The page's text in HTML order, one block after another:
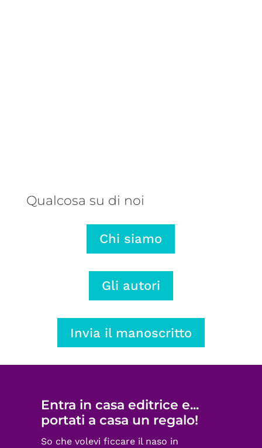
Qualcosa su di noi
Chi siamo
Gli autori
Invia il manoscritto
Entra in casa editrice e...
portati a casa un regalo!
So che volevi ficcare il naso in